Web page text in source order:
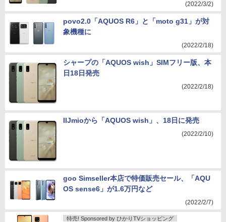
(2022/3/2)
povo2.0「AQUOS R6」と「moto g31」が対
象機種に
(2022/2/18)
シャープの「AQUOS wish」SIMフリー版、本
日18日発売
(2022/2/18)
IIJmioから「AQUOS wish」、18日に発売
(2022/2/10)
goo Simseller本店で特価販売セール、「AQU
OS sense6」が1.6万円など
(2022/2/7)
特売! Sponsored by ひかりTVショッピング